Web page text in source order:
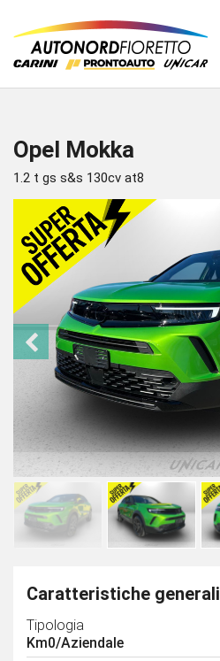
Opel Mokka
1.2 t gs s&s 130cv at8
Caratteristiche generali
Tipologia
Km0/Aziendale